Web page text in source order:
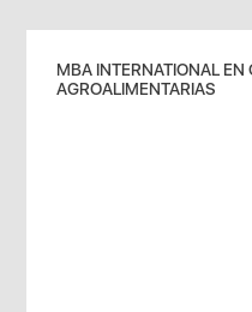
MBA INTERNATIONAL EN
AGROALIMENTARIAS